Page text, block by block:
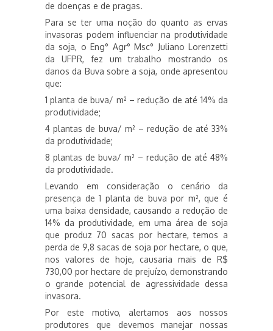
de doenças e de pragas.
Para se ter uma noção do quanto as ervas
invasoras podem influenciar na produtividade
da soja, o Eng° Agr° Msc° Juliano Lorenzetti
da UFPR, fez um trabalho mostrando os
danos da Buva sobre a soja, onde apresentou
que:
1 planta de buva/ m² – redução de até 14% da
produtividade;
4 plantas de buva/ m² – redução de até 33%
da produtividade;
8 plantas de buva/ m² – redução de até 48%
da produtividade.
Levando em consideração o cenário da
presença de 1 planta de buva por m², que é
uma baixa densidade, causando a redução de
14% da produtividade, em uma área de soja
que produz 70 sacas por hectare, temos a
perda de 9,8 sacas de soja por hectare, o que,
nos valores de hoje, causaria mais de R$
730,00 por hectare de prejuízo, demonstrando
o grande potencial de agressividade dessa
invasora.
Por este motivo, alertamos aos nossos
produtores que devemos manejar nossas